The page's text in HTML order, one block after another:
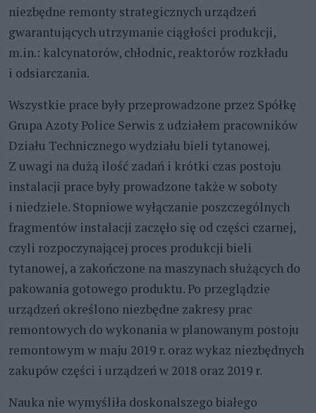
niezbędne remonty strategicznych urządzeń
gwarantujących utrzymanie ciągłości produkcji,
m.in.: kalcynatorów, chłodnic, reaktorów rozkładu
i odsiarczania.
Wszystkie prace były przeprowadzone przez Spółkę
Grupa Azoty Police Serwis z udziałem pracowników
Działu Technicznego wydziału bieli tytanowej.
Z uwagi na dużą ilość zadań i krótki czas postoju
instalacji prace były prowadzone także w soboty
i niedziele. Stopniowe wyłączanie poszczególnych
fragmentów instalacji zaczęło się od części czarnej,
czyli rozpoczynającej proces produkcji bieli
tytanowej, a zakończone na maszynach służących do
pakowania gotowego produktu. Po przeglądzie
urządzeń określono niezbędne zakresy prac
remontowych do wykonania w planowanym postoju
remontowym w maju 2019 r. oraz wykaz niezbędnych
zakupów części i urządzeń w 2018 oraz 2019 r.
Nauka nie wymyśliła doskonalszego białego